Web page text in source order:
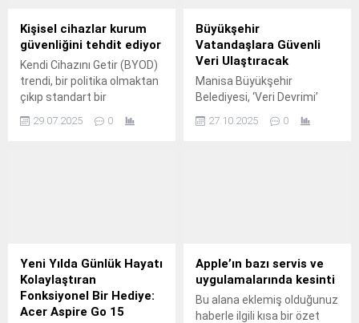
Kişisel cihazlar kurum
güvenliğini tehdit ediyor
Kendi Cihazını Getir (BYOD)
trendi, bir politika olmaktan
çıkıp standart bir
29.07.2025 0
Büyükşehir
Vatandaşlara Güvenli
Veri Ulaştıracak
Manisa Büyükşehir
Belediyesi, ‘Veri Devrimi’
Açık Veri Portalı’nı
27.10.2025 0
Yeni Yılda Günlük Hayatı
Kolaylaştıran
Fonksiyonel Bir Hediye:
Acer Aspire Go 15
Apple’ın bazı servis ve
uygulamalarında kesinti
Bu alana eklemiş olduğunuz
haberle ilgili kısa bir özet